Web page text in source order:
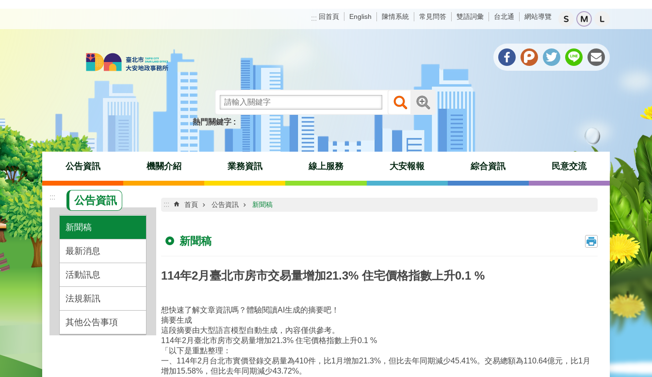
::: 回首頁 English 陳情系統 常見問答 雙語詞彙 台北通 網站導覽
熱門關鍵字
公告資訊 機關介紹 業務資訊 線上服務 大安報報 綜合資訊 民意交流
::: 公告資訊
新聞稿
最新消息
活動訊息
法規新訊
其他公告事項
::: 首頁 公告資訊 新聞稿
新聞稿
114年2月臺北市房市交易量增加21.3% 住宅價格指數上升0.1 %
想快速了解文章資訊嗎？體驗閱讀AI生成的摘要吧！
摘要生成
這段摘要由大型語言模型自動生成，內容僅供參考。
114年2月臺北市房市交易量增加21.3% 住宅價格指數上升0.1 %
「以下是重點整理：
一、114年2月台北市實價登錄交易量為410件，比1月增加21.3%，但比去年同期減少45.41%。交易總額為110.64億元，比1月
增加15.58%，但比去年同期減少43.72%。